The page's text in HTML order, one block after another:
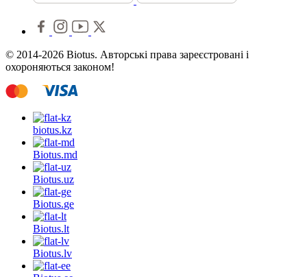
© 2014-2026 Biotus. Авторські права зареєстровані і
охороняються законом!
biotus.kz
Biotus.md
Biotus.uz
Biotus.ge
Biotus.lt
Biotus.lv